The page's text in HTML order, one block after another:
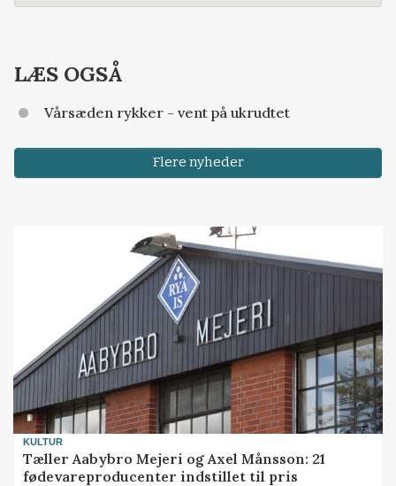
LÆS OGSÅ
Vårsæden rykker - vent på ukrudtet
Flere nyheder
KULTUR
Tæller Aabybro Mejeri og Axel Månsson: 21
fødevareproducenter indstillet til pris